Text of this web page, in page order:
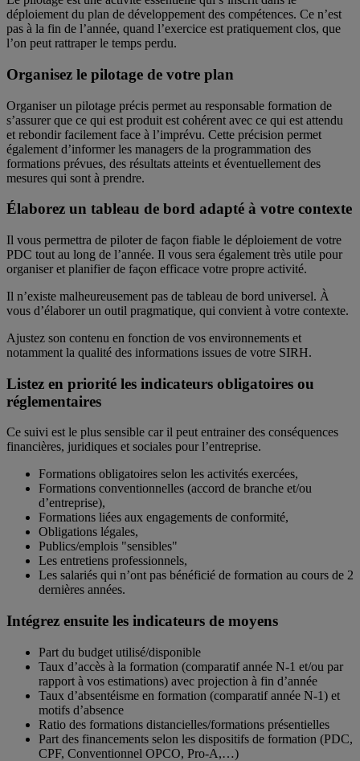
déploiement du plan de développement des compétences. Ce n’est
pas à la fin de l’année, quand l’exercice est pratiquement clos, que
l’on peut rattraper le temps perdu.
Organisez le pilotage de votre plan
Organiser un pilotage précis permet au responsable formation de
s’assurer que ce qui est produit est cohérent avec ce qui est attendu
et rebondir facilement face à l’imprévu. Cette précision permet
également d’informer les managers de la programmation des
formations prévues, des résultats atteints et éventuellement des
mesures qui sont à prendre.
Élaborez un tableau de bord adapté à votre contexte
Il vous permettra de piloter de façon fiable le déploiement de votre
PDC tout au long de l’année. Il vous sera également très utile pour
organiser et planifier de façon efficace votre propre activité.
Il n’existe malheureusement pas de tableau de bord universel. À
vous d’élaborer un outil pragmatique, qui convient à votre contexte.
Ajustez son contenu en fonction de vos environnements et
notamment la qualité des informations issues de votre SIRH.
Listez en priorité les indicateurs obligatoires ou
réglementaires
Ce suivi est le plus sensible car il peut entrainer des conséquences
financières, juridiques et sociales pour l’entreprise.
Formations obligatoires selon les activités exercées,
Formations conventionnelles (accord de branche et/ou
d’entreprise),
Formations liées aux engagements de conformité,
Obligations légales,
Publics/emplois "sensibles"
Les entretiens professionnels,
Les salariés qui n’ont pas bénéficié de formation au cours de 2
dernières années.
Intégrez ensuite les indicateurs de moyens
Part du budget utilisé/disponible
Taux d’accès à la formation (comparatif année N-1 et/ou par
rapport à vos estimations) avec projection à fin d’année
Taux d’absentéisme en formation (comparatif année N-1) et
motifs d’absence
Ratio des formations distancielles/formations présentielles
Part des financements selon les dispositifs de formation (PDC,
CPF, Conventionnel OPCO, Pro-A,…)